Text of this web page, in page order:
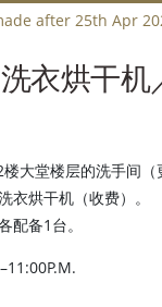
after 25th Apr
衣烘干机
大堂楼层的洗手间
衣烘干机（收费）。
配备1台。